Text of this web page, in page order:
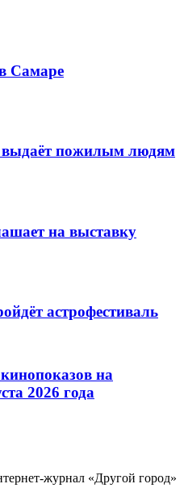
Самаре
выдаёт пожилым людям
на выставку
астрофестиваль
на
2026 года
журнал «Другой город»